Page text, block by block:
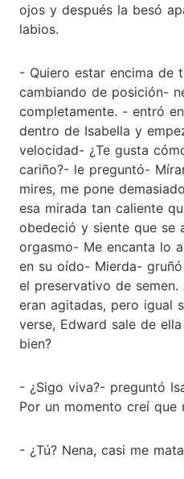
ojos y después la besó
labios.
- Quiero estar encima de
cambiando de posición-
completamente. - entró
dentro de Isabella y
velocidad- ¿Te gusta
cariño?- le preguntó-
mires, me pone
esa mirada tan caliente
obedeció y siente que se
orgasmo- Me encanta lo
en su oído- Mierda-
el preservativo de semen.
eran agitadas, pero igual
verse, Edward sale de
bien?
- ¿Sigo viva?- preguntó
Por un momento creí que
- ¿Tú? Nena, casi me